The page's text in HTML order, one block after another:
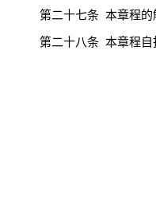
第二十七条 本章程的
第二十八条 本章程自